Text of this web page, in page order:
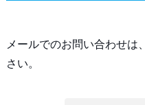
メールでのお問い合わせは
さい。